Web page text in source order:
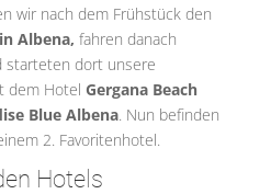
wir nach dem Frühstück den
Albena, fahren danach
starteten dort unsere
dem Hotel Gergana Beach
Blue Albena. Nun befinden
2. Favoritenhotel.
Hotels